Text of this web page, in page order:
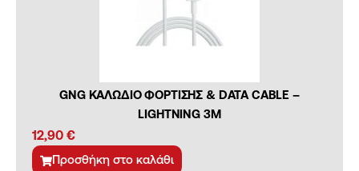
GNG ΚΑΛΩΔΙΟ ΦΟΡΤΙΣΗΣ & DATA CABLE –
LIGHTNING 3M
12,90 €
Προσθήκη στο καλάθι